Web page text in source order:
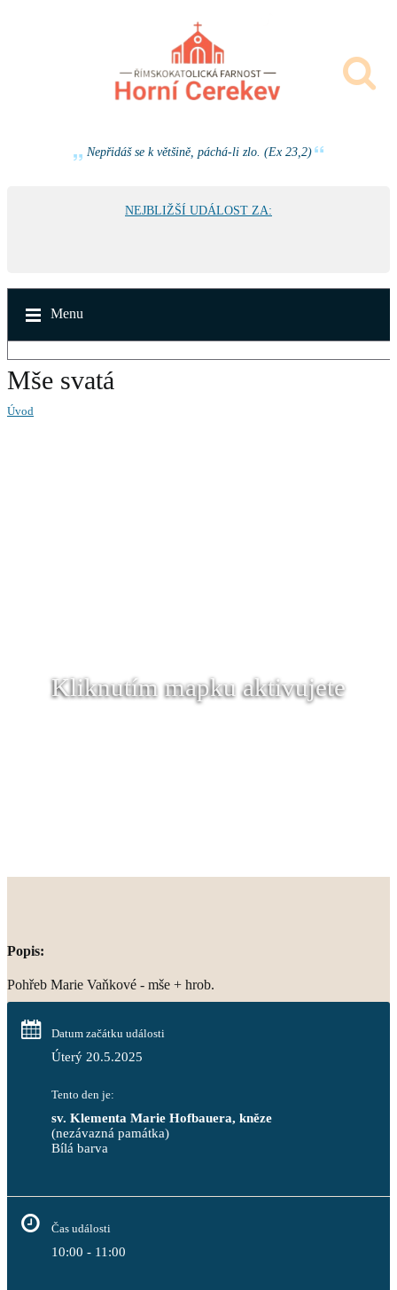
Nepřidáš se k většině, páchá-li zlo. (Ex 23,2)
NEJBLIŽŠÍ UDÁLOST ZA:
Menu
Mše svatá
Úvod
Kliknutím mapku aktivujete
Popis:
Pohřeb Marie Vaňkové - mše + hrob.
Datum začátku události
Úterý 20.5.2025
Tento den je:
sv. Klementa Marie Hofbauera, kněze
(nezávazná památka)
Bílá barva
Čas události
10:00 - 11:00